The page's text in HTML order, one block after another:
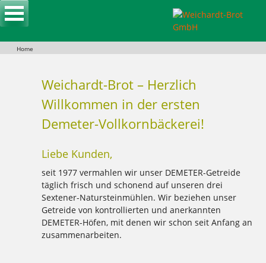
Home
Weichardt-Brot – Herzlich
Willkommen in der ersten
Demeter-Vollkornbäckerei!
Liebe Kunden,
seit 1977 vermahlen wir unser DEMETER-Getreide
täglich frisch und schonend auf unseren drei
Sextener-Natursteinmühlen. Wir beziehen unser
Getreide von kontrollierten und anerkannten
DEMETER-Höfen, mit denen wir schon seit Anfang an
zusammenarbeiten.